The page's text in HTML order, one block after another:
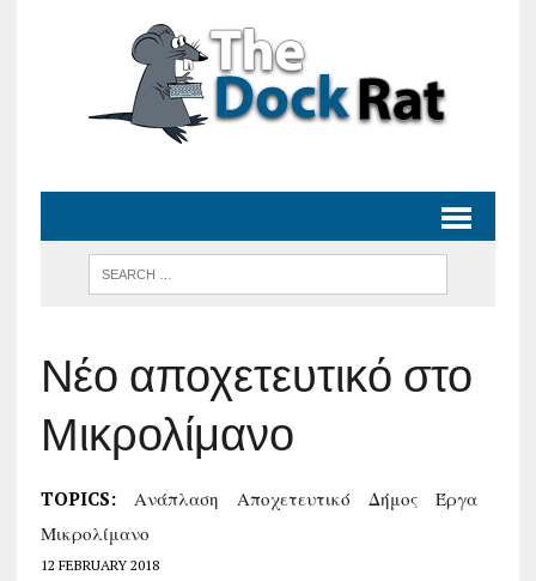
Νέο αποχετευτικό στο
Μικρολίμανο
TOPICS: Ανάπλαση Αποχετευτικό Δήμος
Έργα
Μικρολίμανο
12 FEBRUARY 2018